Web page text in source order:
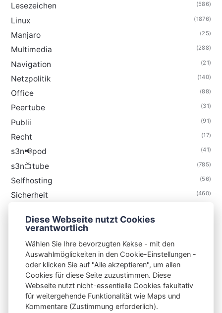
Lesezeichen (586)
Linux (1876)
Manjaro (25)
Multimedia (288)
Navigation (21)
Netzpolitik (140)
Office (88)
Peertube (31)
Publii (91)
Recht (17)
s3n📢pod (41)
s3n📺tube (785)
Selfhosting (56)
Sicherheit (460)
Thunderbird
S3N🧩NET
Integrating Open-Source Blog Network (iOSBN)
Diese Webseite nutzt Cookies
verantwortlich
Wählen Sie Ihre bevorzugten Kekse - mit den
Auswahlmöglickeiten in den Cookie-Einstellungen -
oder klicken Sie auf "Alle akzeptieren", um allen
Cookies für diese Seite zuzustimmen. Diese
Webseite nutzt nicht-essentielle Cookies fakultativ
für weitergehende Funktionalität wie Maps und
Kommentare (Zustimmung erforderlich).